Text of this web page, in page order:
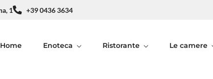
1 +39 0436 3634
Home Enoteca Ristorante Le camere